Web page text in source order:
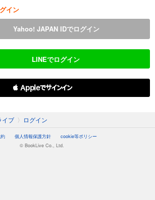
イン
Yahoo! JAPAN IDでログイン
LINEでログイン
 Appleでサインイン
イブ 〉 ログイン
個人情報保護方針
cookie等ポリシー
© BookLive Co., Ltd.